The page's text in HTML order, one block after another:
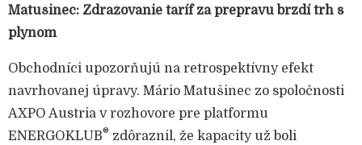
Matušinec: Zdražovanie taríf za prepravu brzdí trh s
plynom
Obchodníci upozorňujú na retrospektívny efekt
navrhovanej úpravy. Mário Matušinec zo spoločnosti
AXPO Austria v rozhovore pre platformu
ENERGOKLUB® zdôraznil, že kapacity už boli